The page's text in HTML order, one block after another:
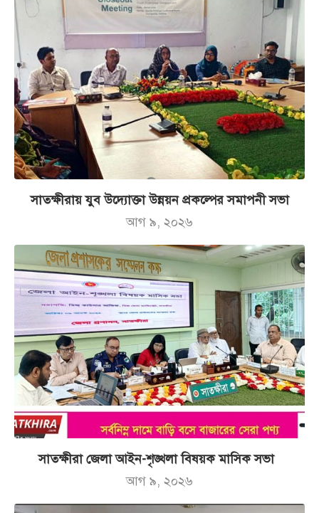
সাতক্ষীরায় যুব উদ্যোক্তা উন্নয়ন প্রকল্পের সমাপনী সভা
আগ ৯, ২০২৬
সাতক্ষীরা জেলা আইন-শৃঙ্খলা বিষয়ক মাসিক সভা
আগ ৯, ২০২৬